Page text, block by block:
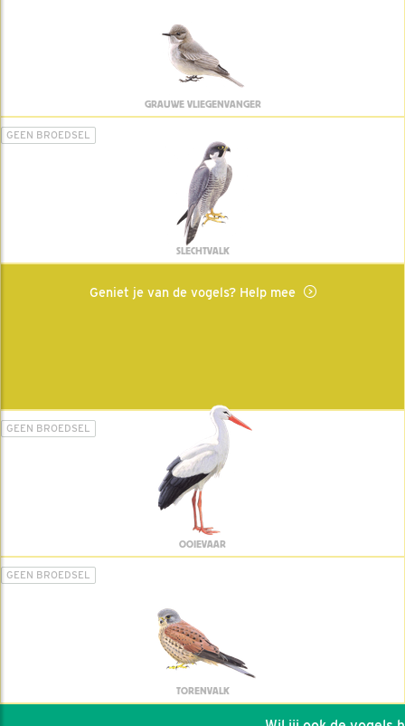
GRAUWE VLIEGENVANGER
GEEN BROEDSEL
SLECHTVALK
Geniet je van de vogels? Help mee
GEEN BROEDSEL
OOIEVAAR
GEEN BROEDSEL
TORENVALK